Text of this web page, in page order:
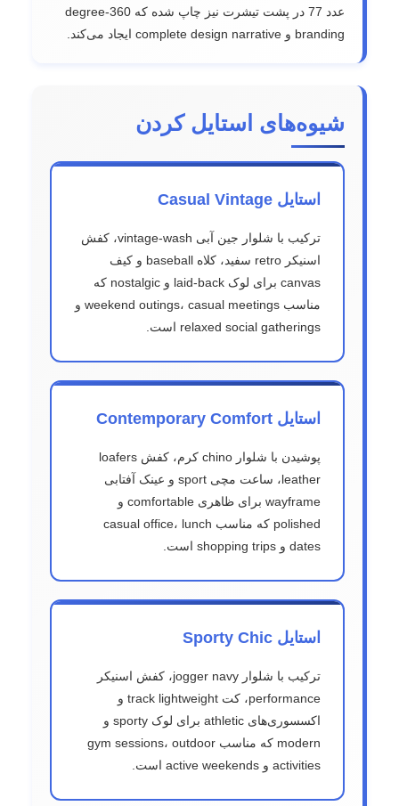
عدد 77 در پشت تیشرت نیز چاپ شده که 360-degree
branding و complete design narrative ایجاد می‌کند.
شیوه‌های استایل کردن
استایل Casual Vintage
ترکیب با شلوار جین آبی vintage-wash، کفش
اسنیکر retro سفید، کلاه baseball و کیف
canvas برای لوک laid-back و nostalgic که
مناسب weekend outings، casual meetings و
relaxed social gatherings است.
استایل Contemporary Comfort
پوشیدن با شلوار chino کرم، کفش loafers
leather، ساعت مچی sport و عینک آفتابی
wayframe برای ظاهری comfortable و
polished که مناسب casual office، lunch
dates و shopping trips است.
استایل Sporty Chic
ترکیب با شلوار jogger navy، کفش اسنیکر
performance، کت track lightweight و
اکسسوری‌های athletic برای لوک sporty و
modern که مناسب gym sessions، outdoor
activities و active weekends است.